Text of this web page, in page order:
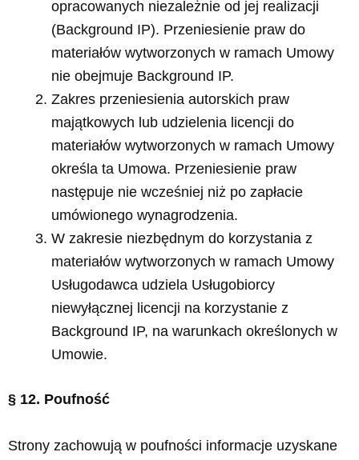
opracowanych niezależnie od jej realizacji
(Background IP). Przeniesienie praw do
materiałów wytworzonych w ramach Umowy
nie obejmuje Background IP.
Zakres przeniesienia autorskich praw
majątkowych lub udzielenia licencji do
materiałów wytworzonych w ramach Umowy
określa ta Umowa. Przeniesienie praw
następuje nie wcześniej niż po zapłacie
umówionego wynagrodzenia.
W zakresie niezbędnym do korzystania z
materiałów wytworzonych w ramach Umowy
Usługodawca udziela Usługobiorcy
niewyłącznej licencji na korzystanie z
Background IP, na warunkach określonych w
Umowie.
§ 12. Poufność
Strony zachowują w poufności informacje uzyskane